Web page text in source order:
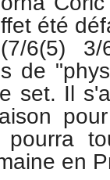
été
6(5)
de
set. Il
en